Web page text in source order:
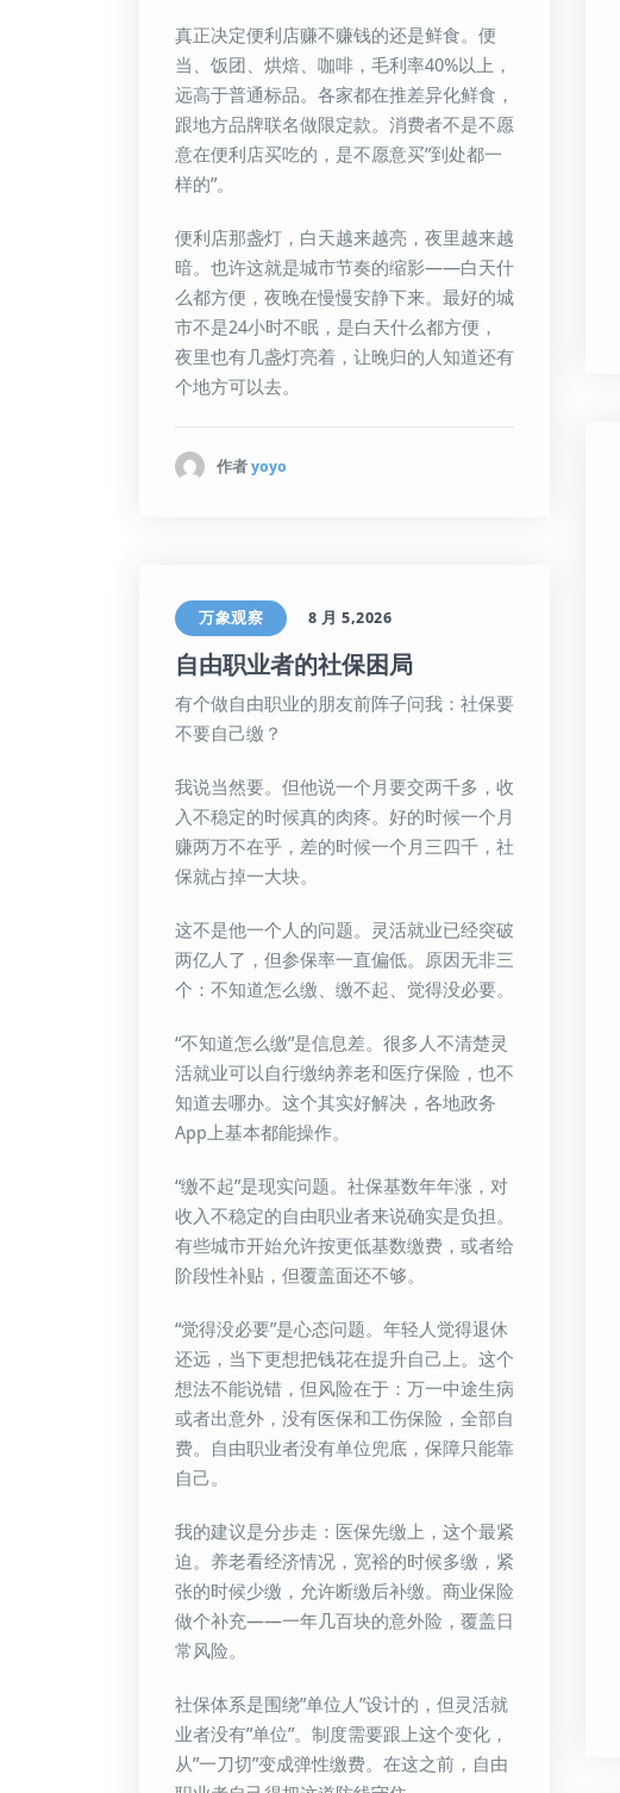
真正决定便利店赚不赚钱的还是鲜食。便
当、饭团、烘焙、咖啡，毛利率40%以上，
远高于普通标品。各家都在推差异化鲜食，
跟地方品牌联名做限定款。消费者不是不愿
意在便利店买吃的，是不愿意买”到处都一
样的”。
便利店那盏灯，白天越来越亮，夜里越来越
暗。也许这就是城市节奏的缩影——白天什
么都方便，夜晚在慢慢安静下来。最好的城
市不是24小时不眠，是白天什么都方便，
夜里也有几盏灯亮着，让晚归的人知道还有
个地方可以去。
作者 yoyo
万象观察 8 月 5,2026
自由职业者的社保困局
有个做自由职业的朋友前阵子问我：社保要
不要自己缴？
我说当然要。但他说一个月要交两千多，收
入不稳定的时候真的肉疼。好的时候一个月
赚两万不在乎，差的时候一个月三四千，社
保就占掉一大块。
这不是他一个人的问题。灵活就业已经突破
两亿人了，但参保率一直偏低。原因无非三
个：不知道怎么缴、缴不起、觉得没必要。
“不知道怎么缴”是信息差。很多人不清楚灵
活就业可以自行缴纳养老和医疗保险，也不
知道去哪办。这个其实好解决，各地政务
App上基本都能操作。
“缴不起”是现实问题。社保基数年年涨，对
收入不稳定的自由职业者来说确实是负担。
有些城市开始允许按更低基数缴费，或者给
阶段性补贴，但覆盖面还不够。
“觉得没必要”是心态问题。年轻人觉得退休
还远，当下更想把钱花在提升自己上。这个
想法不能说错，但风险在于：万一中途生病
或者出意外，没有医保和工伤保险，全部自
费。自由职业者没有单位兜底，保障只能靠
自己。
我的建议是分步走：医保先缴上，这个最紧
迫。养老看经济情况，宽裕的时候多缴，紧
张的时候少缴，允许断缴后补缴。商业保险
做个补充——一年几百块的意外险，覆盖日
常风险。
社保体系是围绕”单位人”设计的，但灵活就
业者没有”单位”。制度需要跟上这个变化，
从”一刀切”变成弹性缴费。在这之前，自由